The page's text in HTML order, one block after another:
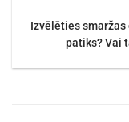
Izvēlēties
patiks? Vai